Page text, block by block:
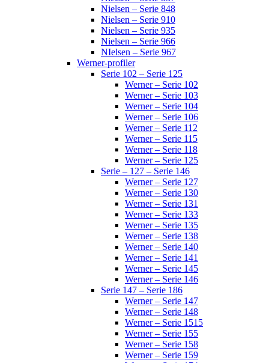
Nielsen – Serie 848
Nielsen – Serie 910
Nielsen – Serie 935
Nielsen – Serie 966
NIelsen – Serie 967
Werner-profiler
Serie 102 – Serie 125
Werner – Serie 102
Werner – Serie 103
Werner – Serie 104
Werner – Serie 106
Werner – Serie 112
Werner – Serie 115
Werner – Serie 118
Werner – Serie 125
Serie – 127 – Serie 146
Werner – Serie 127
Werner – Serie 130
Werner – Serie 131
Werner – Serie 133
Werner – Serie 135
Werner – Serie 138
Werner – Serie 140
Werner – Serie 141
Werner – Serie 145
Werner – Serie 146
Serie 147 – Serie 186
Werner – Serie 147
Werner – Serie 148
Werner – Serie 1515
Werner – Serie 155
Werner – Serie 158
Werner – Serie 159